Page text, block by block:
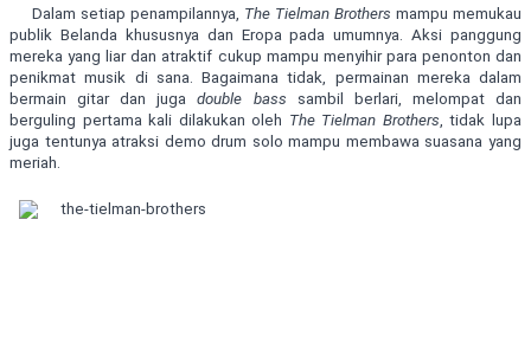
Dalam setiap penampilannya, The Tielman Brothers mampu memukau
publik Belanda khususnya dan Eropa pada umumnya. Aksi panggung
mereka yang liar dan atraktif cukup mampu menyihir para penonton dan
penikmat musik di sana. Bagaimana tidak, permainan mereka dalam
bermain gitar dan jugadouble bass sambil berlari, melompat dan
berguling pertama kali dilakukan oleh The Tielman Brothers , tidak lupa
juga tentunya atraksi demo drum solo mampu membawa suasana yang
meriah.